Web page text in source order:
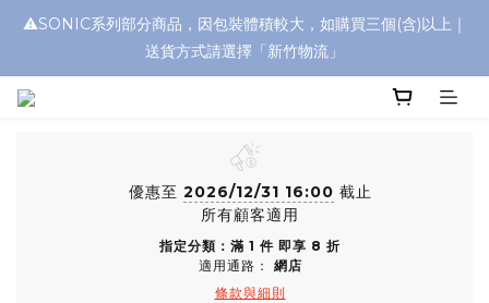
浮水太陽眼鏡🌊 全面升級新上市🎉
⚠️SONIC系列部分商品，因包裝體積較大，如購買三個(含)以上｜
送貨方式請選擇「新竹物流」
優惠至 2026/12/31 16:00 截止
所有顧客適用
指定分類：滿 1 件 即享 8 折
適用通路： 網店
條款與細則